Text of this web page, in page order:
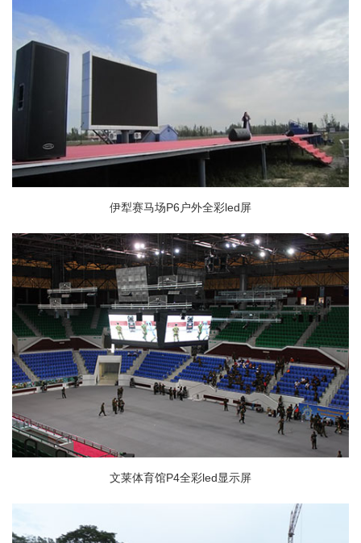
伊犁赛马场P6户外全彩led屏
文莱体育馆P4全彩led显示屏